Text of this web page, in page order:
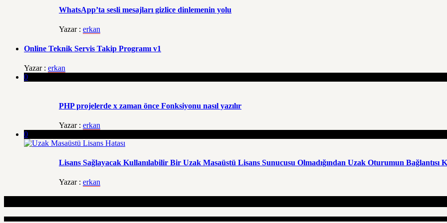
WhatsApp’ta sesli mesajları gizlice dinlemenin yolu
Yazar : erkan
Online Teknik Servis Takip Programı v1
Yazar : erkan
0
PHP projelerde x zaman önce Fonksiyonu nasıl yazılır
Yazar : erkan
0
Lisans Sağlayacak Kullanılabilir Bir Uzak Masaüstü Lisans Sunucusu Olmadığından Uzak Oturumun Bağlantısı
Yazar : erkan